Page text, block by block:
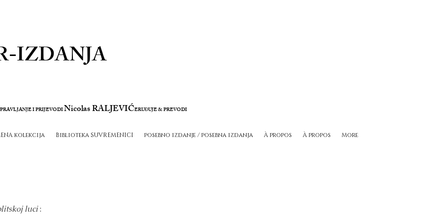
IZDANJA
I PRIJEVODINicolas RALJEVIĆERUĐUJE & PREVODI
kolekcija Biblioteka SUVREMENICI posebno izdanje / posebna izdanja À propos À propos More
luci: